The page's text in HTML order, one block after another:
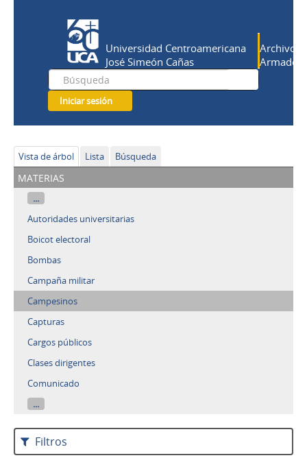
Universidad Centroamericana
José Simeón Cañas
Archivo
Armado
Iniciar sesión
Vista de árbol Lista Búsqueda
materias
...
Autoridades universitarias
Boicot electoral
Bombas
Campaña militar
Campesinos
Capturas
Cargos públicos
Clases dirigentes
Comunicado
...
Filtros